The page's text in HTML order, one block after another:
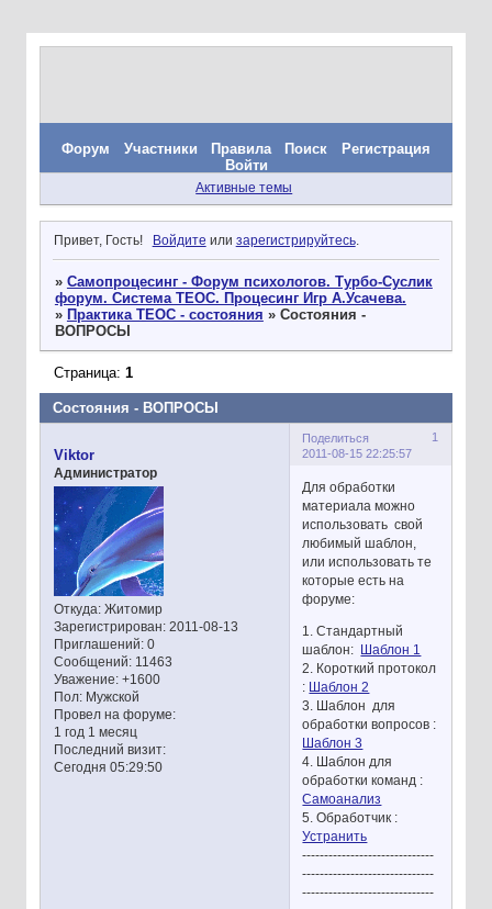
Форум Участники Правила Поиск
Регистрация
Войти
Активные темы
Привет, Гость! Войдите или зарегистрируйтесь.
» Самопроцесинг - Форум психологов. Турбо-Суслик
форум. Система ТЕОС. Процесинг Игр А.Усачева.
» Практика ТЕОС - состояния » Состояния -
ВОПРОСЫ
Состояния - ВОПРОСЫ
Страница: 1
Поделиться
1
2011-08-15 22:25:57
Viktor
Администратор
Откуда:Житомир
Зарегистрирован: 2011-08-13
Приглашений:0
Сообщений:11463
Уважение: +1600
Пол:Мужской
Провел на форуме:
1 год 1 месяц
Последний визит:
Сегодня 05:29:50
Для обработки
материала можно
использовать свой
любимый шаблон,
или использовать те
которые есть на
форуме:
1. Стандартный
шаблон: Шаблон 1
2. Короткий протокол
: Шаблон 2
3. Шаблон для
обработки вопросов :
Шаблон 3
4. Шаблон для
обработки команд :
Самоанализ
5. Обработчик :
Устранить
------------------------------
------------------------------
------------------------------